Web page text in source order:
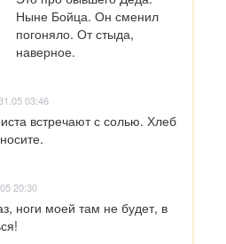
Ныне Бойца. Он сменил
погоняло. От стыда,
наверное.
03:46
встречают с солью. Хлеб
20:30
ноги моей там не будет, в